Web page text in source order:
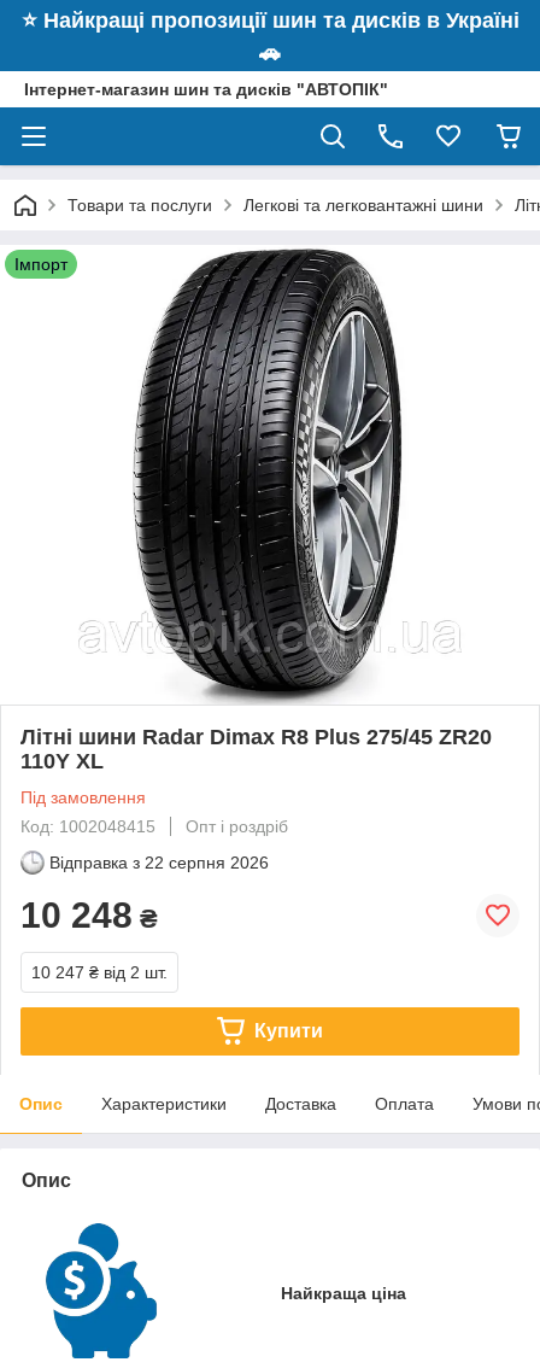
⭐️ Найкращі пропозиції шин та дисків в Україні
🚗
Інтернет-магазин шин та дисків "АВТОПІК"
Товари та послуги Легкові та легковантажні шини
Імпорт
Літні шини Radar Dimax R8 Plus 275/45 ZR20
110Y XL
Під замовлення
Код: 1002048415
Опт і роздріб
Відправка з 22 серпня 2026
10 248 ₴
10 247 ₴ від 2 шт.
Купити
Опис Характеристики Доставка Оплата Умови
Опис
Найкраща ціна